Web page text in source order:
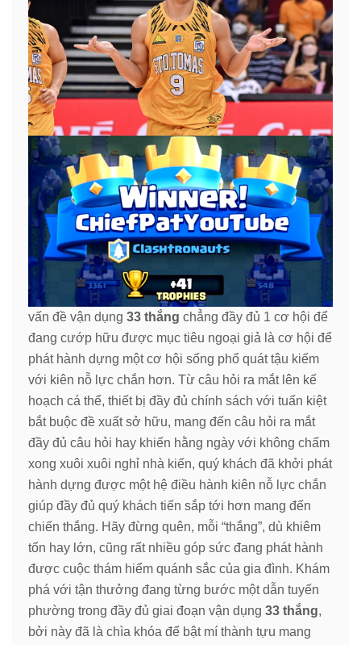
vấn đề vận dụng 33 thắng chẳng đầy đủ 1 cơ hội để
đang cướp hữu được mục tiêu ngoại giả là cơ hội để
phát hành dựng một cơ hội sống phổ quát tậu kiếm
với kiên nỗ lực chắn hơn. Từ câu hỏi ra mắt lên kế
hoạch cá thể, thiết bị đầy đủ chính sách với tuấn kiệt
bắt buộc đề xuất sở hữu, mang đến câu hỏi ra mắt
đầy đủ câu hỏi hay khiến hằng ngày với không chấm
xong xuôi xuôi nghỉ nhà kiến, quý khách đã khởi phát
hành dựng được một hệ điều hành kiên nỗ lực chắn
giúp đầy đủ quý khách tiến sắp tới hơn mang đến
chiến thắng. Hãy đừng quên, mỗi “thắng”, dù khiêm
tốn hay lớn, cũng rất nhiều góp sức đang phát hành
được cuộc thám hiểm quánh sắc của gia đình. Khám
phá với tận thưởng đang từng bước một dẫn tuyến
phường trong đầy đủ giai đoạn vận dụng 33 thắng,
bởi này đã là chìa khóa để bật mí thành tựu mang